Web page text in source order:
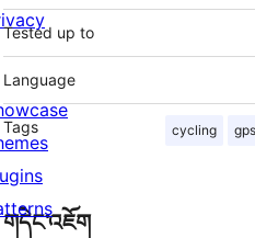
Tested up to
Language
Tags cycling gps
གདེང་འཇོག